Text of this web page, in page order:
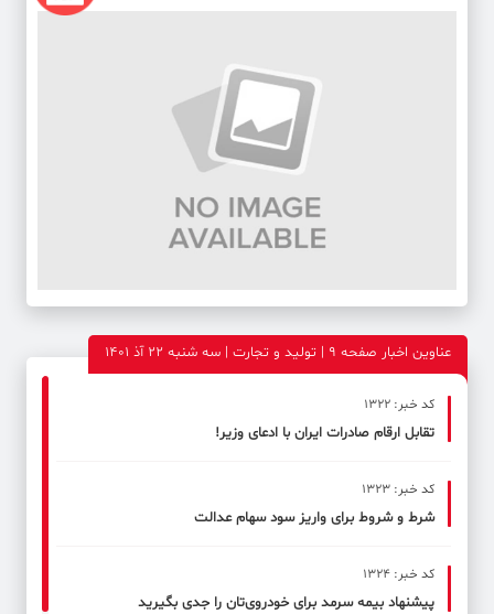
عناوین اخبار صفحه ۹ | تولید و تجارت | سه شنبه 22 آذ 1401
کد خبر: 1322
تقابل ارقام صادرات ایران با ادعای وزیر!
کد خبر: 1323
شرط و شروط برای واریز سود سهام عدالت
کد خبر: 1324
پیشنهاد بیمه سرمد برای خودروی‌تان را جدی بگیرید